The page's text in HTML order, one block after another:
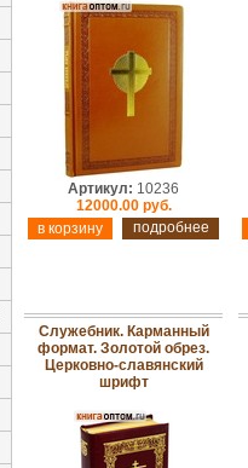
Артикул: 10236
12000.00 руб.
подробнее
Служебник. Карманный
формат. Золотой обрез.
Церковно-славянский
шрифт